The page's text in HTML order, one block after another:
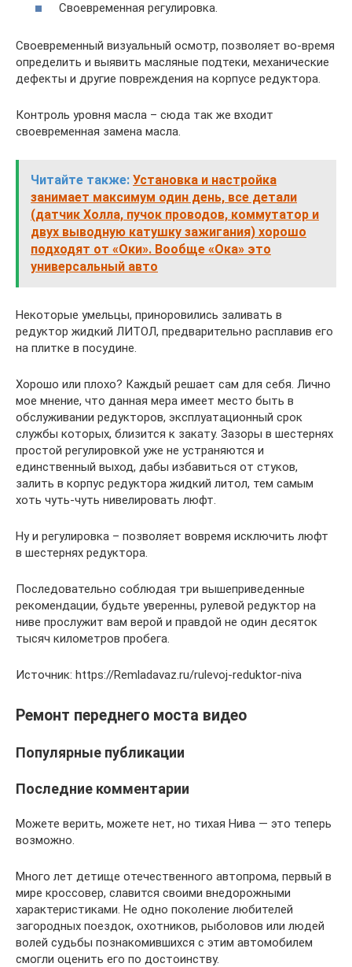
Своевременная регулировка.
Своевременный визуальный осмотр, позволяет во-время
определить и выявить масляные подтеки, механические
дефекты и другие повреждения на корпусе редуктора.
Контроль уровня масла – сюда так же входит
своевременная замена масла.
Читайте также: Установка и настройка
занимает максимум один день, все детали
(датчик Холла, пучок проводов, коммутатор и
двух выводную катушку зажигания) хорошо
подходят от «Оки». Вообще «Ока» это
универсальный авто
Некоторые умельцы, приноровились заливать в
редуктор жидкий ЛИТОЛ, предварительно расплавив его
на плитке в посудине.
Хорошо или плохо? Каждый решает сам для себя. Лично
мое мнение, что данная мера имеет место быть в
обслуживании редукторов, эксплуатационный срок
службы которых, близится к закату. Зазоры в шестернях
простой регулировкой уже не устраняются и
единственный выход, дабы избавиться от стуков,
залить в корпус редуктора жидкий литол, тем самым
хоть чуть-чуть нивелировать люфт.
Ну и регулировка – позволяет вовремя исключить люфт
в шестернях редуктора.
Последовательно соблюдая три вышеприведенные
рекомендации, будьте уверенны, рулевой редуктор на
ниве прослужит вам верой и правдой не один десяток
тысяч километров пробега.
Источник: https://Remladavaz.ru/rulevoj-reduktor-niva
Ремонт переднего моста видео
Популярные публикации
Последние комментарии
Можете верить, можете нет, но тихая Нива — это теперь
возможно.
Много лет детище отечественного автопрома, первый в
мире кроссовер, славится своими внедорожными
характеристиками. Не одно поколение любителей
загородных поездок, охотников, рыболовов или людей
волей судьбы познакомившихся с этим автомобилем
смогли оценить его по достоинству.